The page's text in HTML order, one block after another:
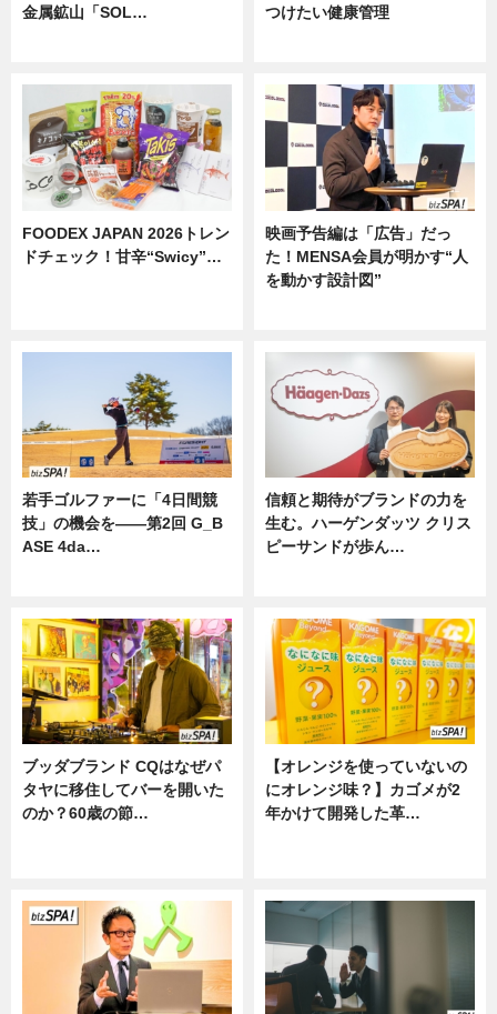
金属鉱山「SOL…
つけたい健康管理
FOODEX JAPAN 2026トレン
ドチェック！甘辛“Swicy”…
映画予告編は「広告」だっ
た！MENSA会員が明かす“人
を動かす設計図”
若手ゴルファーに「4日間競
技」の機会を——第2回 G_B
ASE 4da…
信頼と期待がブランドの力を
生む。ハーゲンダッツ クリス
ピーサンドが歩ん…
ブッダブランド CQはなぜパ
タヤに移住してバーを開いた
のか？60歳の節…
【オレンジを使っていないの
にオレンジ味？】カゴメが2
年かけて開発した革…